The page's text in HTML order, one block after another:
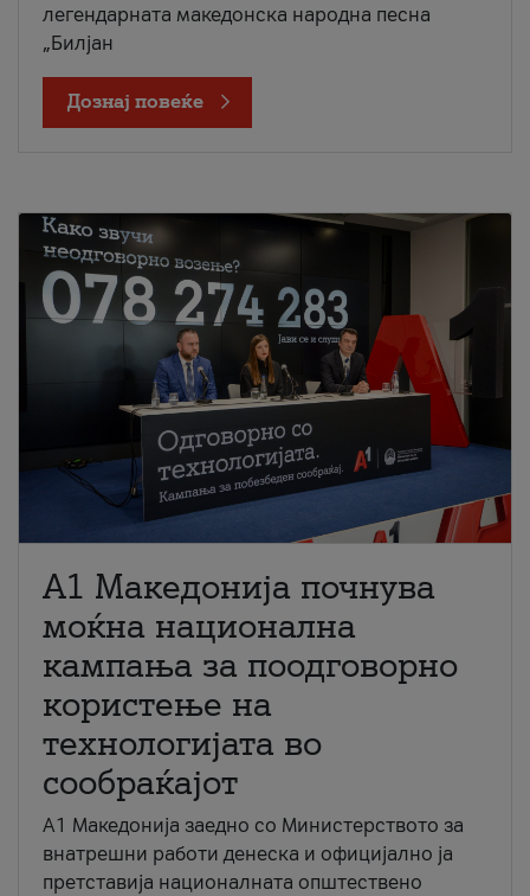
легендарната македонска народна песна
„Билјан
Дознај повеќе
A1 Македонија почнува
моќна национална
кампања за поодговорно
користење на
технологијата во
сообраќајот
A1 Македонија заедно со Министерството за
внатрешни работи денеска и официјално ја
претставија националната општествено